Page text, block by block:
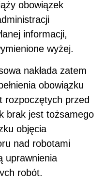
obowiązek
informacji,
wyżej.
nakłada zatem
obowiązku
rozpoczętych przed
brak jest tożsamego
objęcia
nad robotami
uprawnienia
robót.